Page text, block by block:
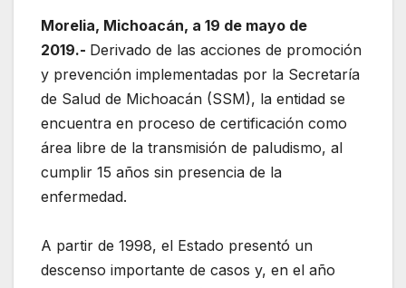
Morelia, Michoacán, a 19 de mayo de
2019.- Derivado de las acciones de promoción
y prevención implementadas por la Secretaría
de Salud de Michoacán (SSM), la entidad se
encuentra en proceso de certificación como
área libre de la transmisión de paludismo, al
cumplir 15 años sin presencia de la
enfermedad.
A partir de 1998, el Estado presentó un
descenso importante de casos y, en el año